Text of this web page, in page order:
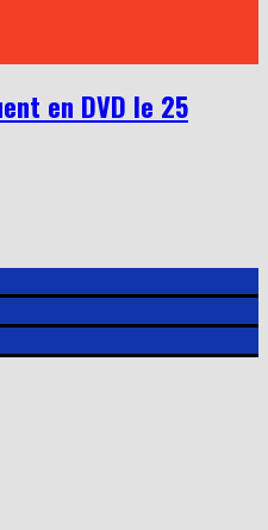
en DVD le 25